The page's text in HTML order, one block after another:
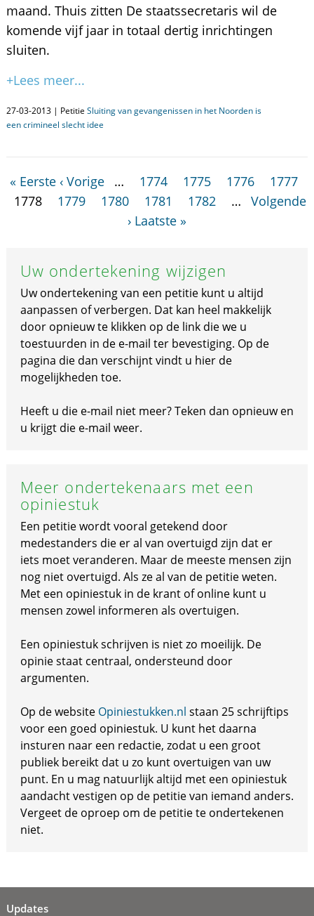
maand. Thuis zitten De staatssecretaris wil de
komende vijf jaar in totaal dertig inrichtingen
sluiten.
+Lees meer...
27-03-2013 | Petitie Sluiting van gevangenissen in het Noorden is
een crimineel slecht idee
« Eerste ‹ Vorige … 1774 1775 1776
1777
1778
1779 1780 1781 1782 …
Volgende
› Laatste »
Uw ondertekening wijzigen
Uw ondertekening van een petitie kunt u altijd
aanpassen of verbergen. Dat kan heel makkelijk
door opnieuw te klikken op de link die we u
toestuurden in de e-mail ter bevestiging. Op de
pagina die dan verschijnt vindt u hier de
mogelijkheden toe.
Heeft u die e-mail niet meer? Teken dan opnieuw en
u krijgt die e-mail weer.
Meer ondertekenaars met een
opiniestuk
Een petitie wordt vooral getekend door
medestanders die er al van overtuigd zijn dat er
iets moet veranderen. Maar de meeste mensen zijn
nog niet overtuigd. Als ze al van de petitie weten.
Met een opiniestuk in de krant of online kunt u
mensen zowel informeren als overtuigen.
Een opiniestuk schrijven is niet zo moeilijk. De
opinie staat centraal, ondersteund door
argumenten.
Op de website Opiniestukken.nl staan 25 schrijftips
voor een goed opiniestuk. U kunt het daarna
insturen naar een redactie, zodat u een groot
publiek bereikt dat u zo kunt overtuigen van uw
punt. En u mag natuurlijk altijd met een opiniestuk
aandacht vestigen op de petitie van iemand anders.
Vergeet de oproep om de petitie te ondertekenen
niet.
Updates